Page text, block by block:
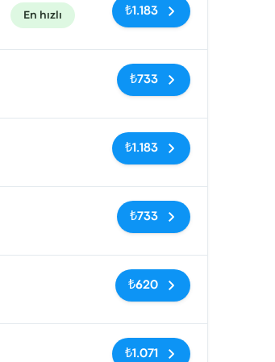
En hızlı ₺1.183
Etiketler yok
₺733
Etiketler yok
₺1.183
Etiketler yok
₺733
Etiketler yok
₺620
Etiketler yok
₺1.071